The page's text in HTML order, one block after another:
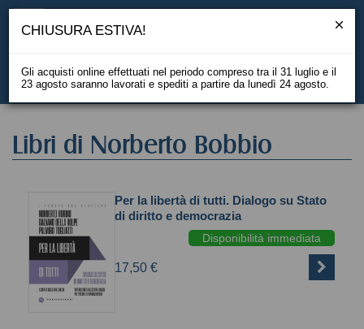
EN
Libri di Norberto Bobbio
Per la libertà di tutti. Dialogo su Stato
di diritto e democrazia
Disponibilità immediata
17,50 €
CHIUSURA ESTIVA!
Gli acquisti online effettuati nel periodo compreso tra il 31 luglio e il
23 agosto saranno lavorati e spediti a partire da lunedì 24 agosto.